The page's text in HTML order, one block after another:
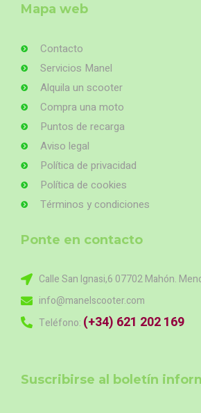
Mapa web
Contacto
Servicios Manel
Alquila un scooter
Compra una moto
Puntos de recarga
Aviso legal
Política de privacidad
Política de cookies
Términos y condiciones
Ponte en contacto
Calle San Ignasi,6 07702 Mahón.
info@manelscooter.com
Teléfono: (+34) 621 202 169
Suscribirse al boletín